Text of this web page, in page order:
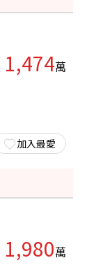
1,474萬
加入最愛
1,980萬